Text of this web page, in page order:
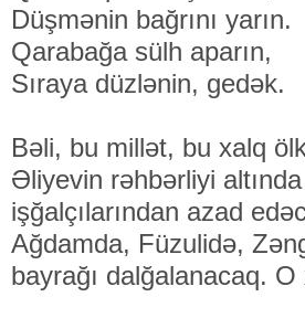
Düşmənin bağrını yarın.
Qarabağa sülh aparın,
Sıraya düzlənin, gedək.
Bəli, bu millət, bu xalq
Əliyevin rəhbərliyi
işğalçılarından azad
Ağdamda, Füzulidə,
bayrağı dalğalanacaq.